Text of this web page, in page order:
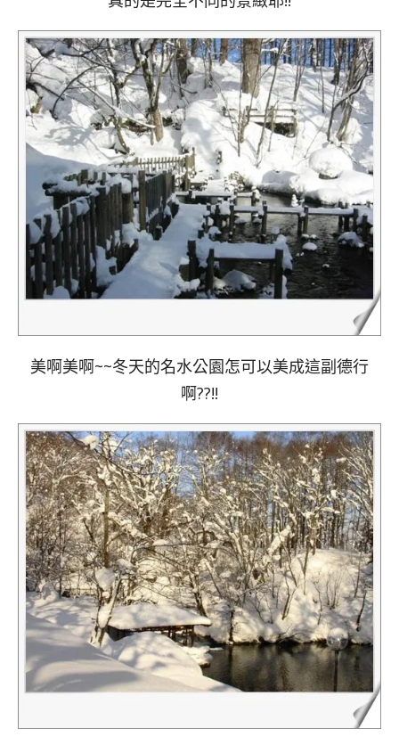
美啊美啊~~冬天的名水公園怎可以美成這副德行
啊??!!